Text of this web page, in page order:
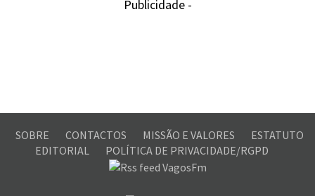
Publicidade -
SOBRE CONTACTOS MISSÃO E VALORES
ESTATUTO
EDITORIAL
POLÍTICA DE PRIVACIDADE/RGPD